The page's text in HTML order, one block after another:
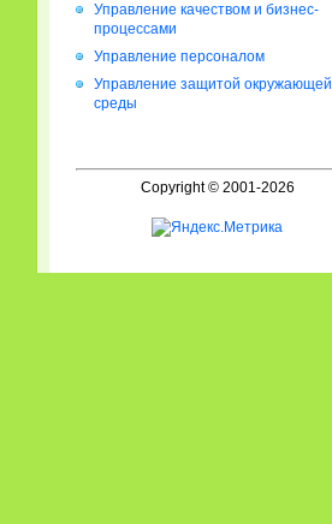
Управление качеством и бизнес-
процессами
Управление персоналом
Управление защитой окружающей
среды
Copyright © 2001-2026